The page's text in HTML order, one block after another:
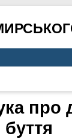
про
буття